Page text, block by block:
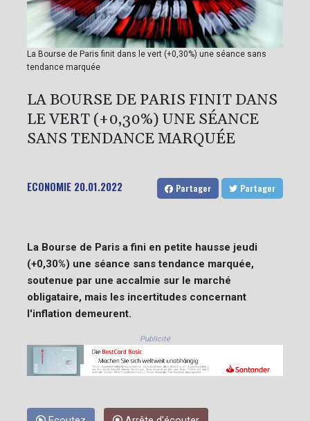
La Bourse de Paris finit dans le vert (+0,30%) une séance sans
tendance marquée
LA BOURSE DE PARIS FINIT DANS
LE VERT (+0,30%) UNE SÉANCE
SANS TENDANCE MARQUÉE
ECONOMIE 20.01.2022 Partager Partager
La Bourse de Paris a fini en petite hausse jeudi
(+0,30%) une séance sans tendance marquée,
soutenue par une accalmie sur le marché
obligataire, mais les incertitudes concernant
l'inflation demeurent.
Publicité